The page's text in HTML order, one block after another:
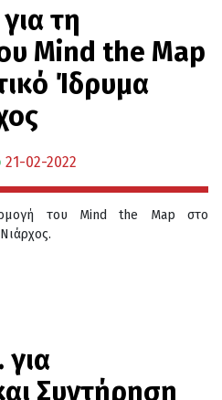
τη
Mind the Map
Ίδρυμα
21-02-2022
του Mind the Map στο
για
Συντήρηση